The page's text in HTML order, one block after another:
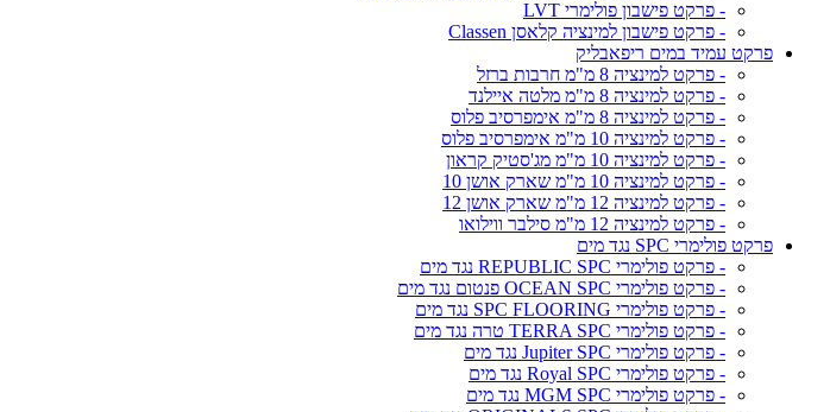
- פרקט פישבון פולימרי LVT
- פרקט פישבון למינציה קלאסן Classen
פרקט עמיד במים ריפאבליק
- פרקט למינציה 8 מ"מ חרבות ברזל
- פרקט למינציה 8 מ"מ מלטה איילנד
- פרקט למינציה 8 מ"מ אימפרסיב פלוס
- פרקט למינציה 10 מ"מ אימפרסיב פלוס
- פרקט למינציה 10 מ"מ מג'סטיק קראון
- פרקט למינציה 10 מ"מ שארק אושן 10
- פרקט למינציה 12 מ"מ שארק אושן 12
- פרקט למינציה 12 מ"מ סילבר ווילואו
פרקט פולימרי SPC נגד מים
- פרקט פולימרי REPUBLIC SPC נגד מים
- פרקט פולימרי OCEAN SPC פנטום נגד מים
- פרקט פולימרי SPC FLOORING נגד מים
- פרקט פולימרי TERRA SPC טרה נגד מים
- פרקט פולימרי Jupiter SPC נגד מים
- פרקט פולימרי Royal SPC נגד מים
- פרקט פולימרי MGM SPC נגד מים